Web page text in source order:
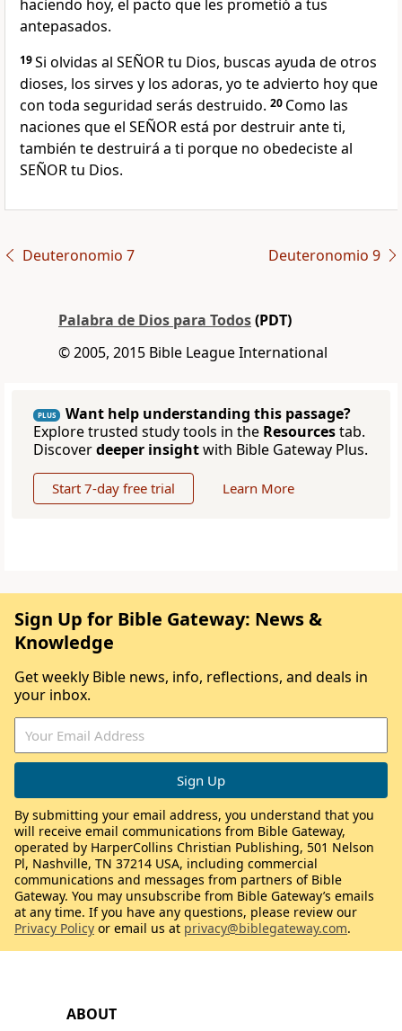
haciendo hoy, el pacto que les prometió a tus
antepasados.
19Si olvidas al SEÑOR tu Dios, buscas ayuda de otros
dioses, los sirves y los adoras, yo te advierto hoy que
con toda seguridad serás destruido. 20 Como las
naciones que el SEÑOR está por destruir ante ti,
también te destruirá a ti porque no obedeciste al
SEÑOR tu Dios.
Deuteronomio 7 Deuteronomio 9
Palabra de Dios para Todos(PDT)
© 2005, 2015 Bible League International
PLUS
Want help understanding this passage?
Explore trusted study tools in the Resourcestab.
Discoverdeeper insightwith Bible Gateway Plus.
Start 7-day free trial Learn More
ABOUT
Sign Up for Bible Gateway: News &
Knowledge
Get weekly Bible news, info, reflections, and deals in
your inbox.
By submitting your email address, you understand that you
will receive email communications from Bible Gateway,
operated by HarperCollins Christian Publishing, 501 Nelson
Pl, Nashville, TN 37214 USA, including commercial
communications and messages from partners of Bible
Gateway. You may unsubscribe from Bible Gateway’s emails
at any time. If you have any questions, please review our
Privacy Policy or email us at privacy@biblegateway.com.